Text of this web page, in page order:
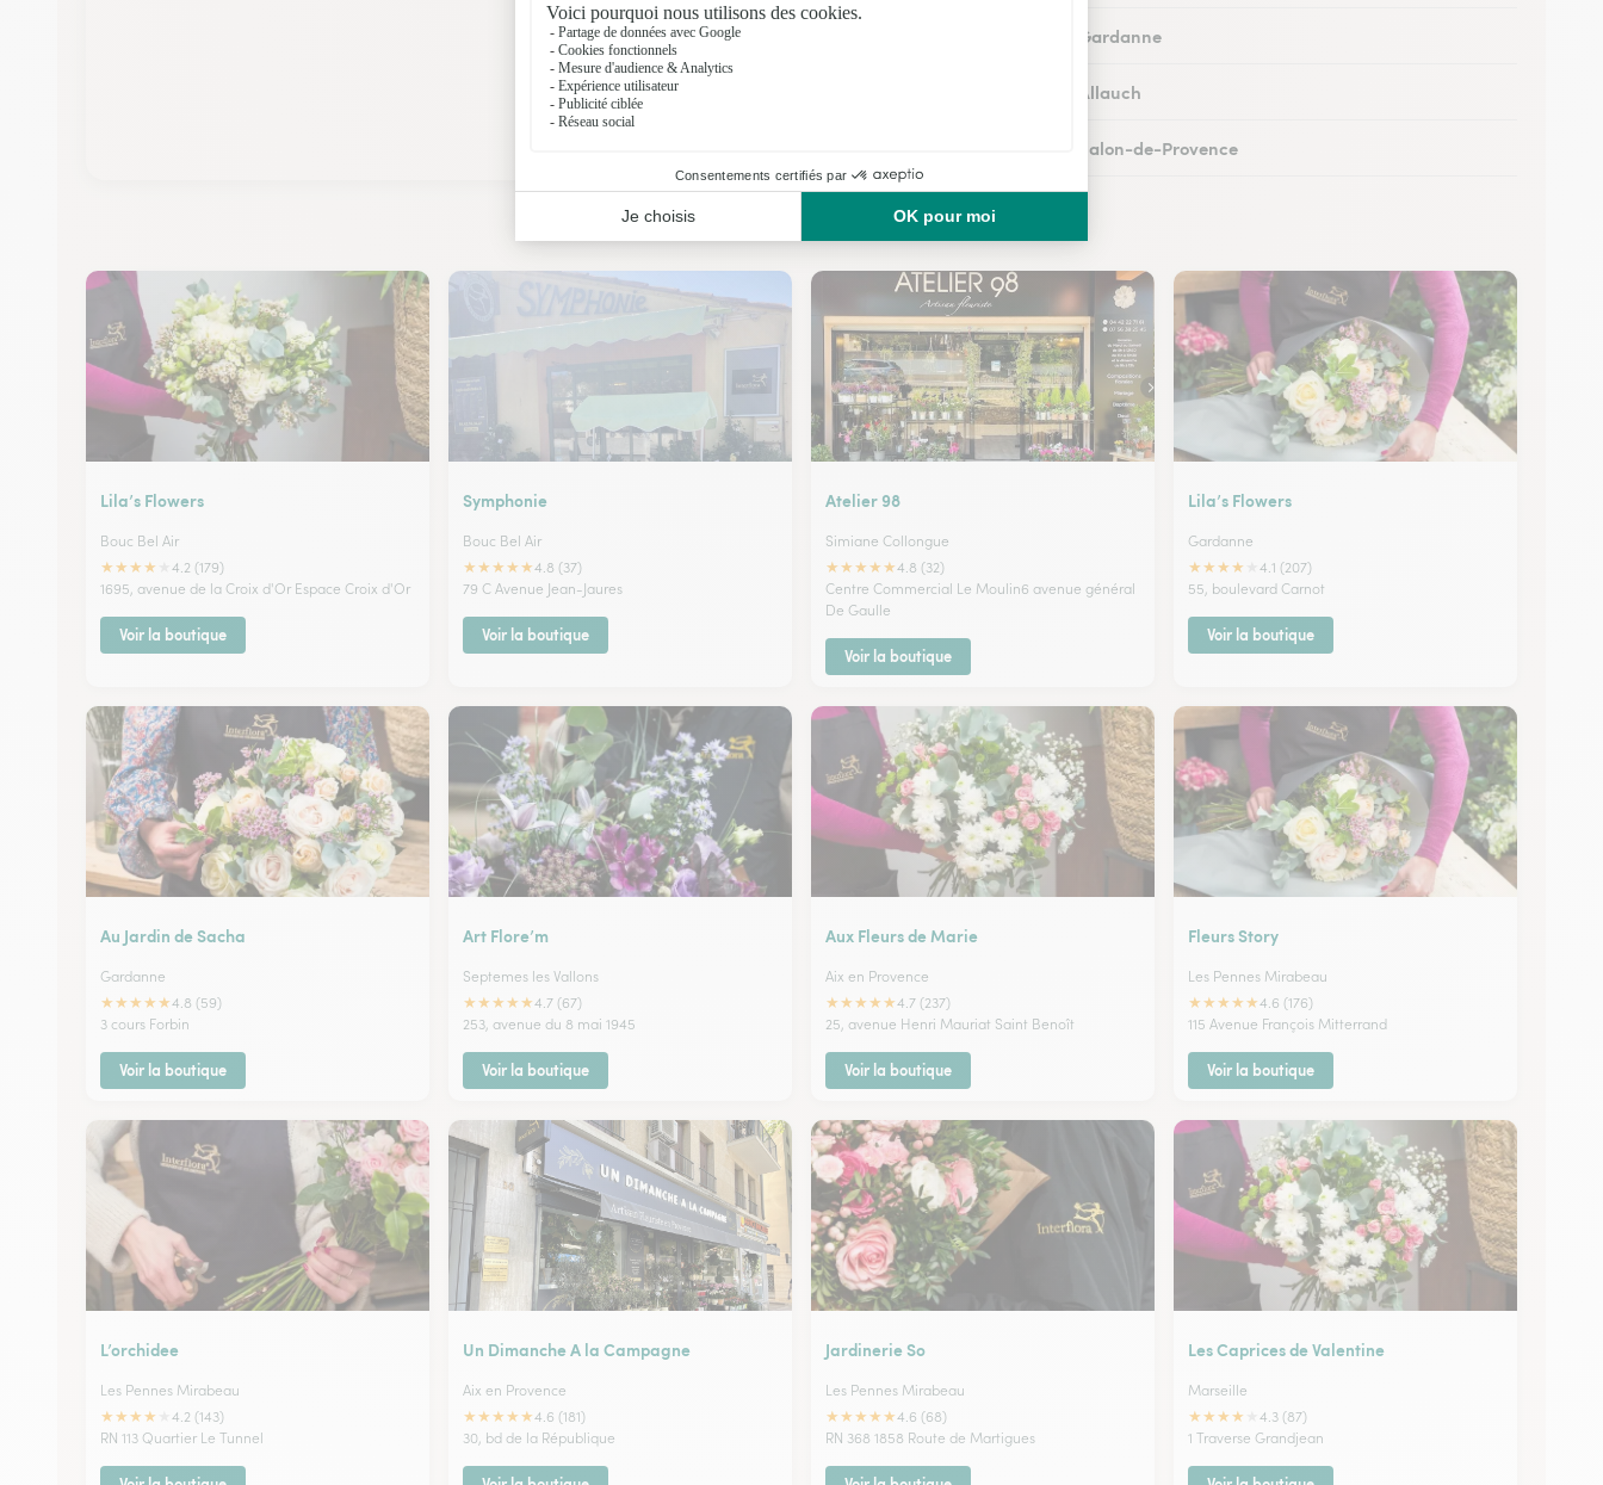
Fleuristes à Gardanne
Fleuristes à Allauch
Fleuristes à Salon-de-Provence
Nos fleuristes à Bouc-Bel-Air
Lila’s Flowers
Bouc Bel Air
★★★★
4.2 (179)
1695, avenue de la Croix d'Or Espace Croix d'Or
Voir la boutique
Symphonie
Bouc Bel Air
★★★★★4.8 (37)
79 C Avenue Jean-Jaures
Voir la boutique
Atelier 98
Simiane Collongue
★★★★★4.8 (32)
Centre Commercial Le Moulin6 avenue général
De Gaulle
Voir la boutique
Lila’s Flowers
Gardanne
★★★★
4.1 (207)
55, boulevard Carnot
Voir la boutique
Au Jardin de Sacha
Gardanne
★★★★★4.8 (59)
3 cours Forbin
Voir la boutique
Art Flore’m
Septemes les Vallons
★★★★★4.7 (67)
253, avenue du 8 mai 1945
Voir la boutique
Aux Fleurs de Marie
Aix en Provence
★★★★★4.7 (237)
25, avenue Henri Mauriat Saint Benoît
Voir la boutique
Fleurs Story
Les Pennes Mirabeau
★★★★★4.6 (176)
115 Avenue François Mitterrand
Voir la boutique
L’orchidee
Les Pennes Mirabeau
★★★★
4.2 (143)
RN 113 Quartier Le Tunnel
Un Dimanche A la Campagne
Aix en Provence
★★★★★4.6 (181)
30, bd de la République
Jardinerie So
Les Pennes Mirabeau
★★★★★4.6 (68)
RN 368 1858 Route de Martigues
Les Caprices de Valentine
Marseille
★★★★
4.3 (87)
1 Traverse Grandjean